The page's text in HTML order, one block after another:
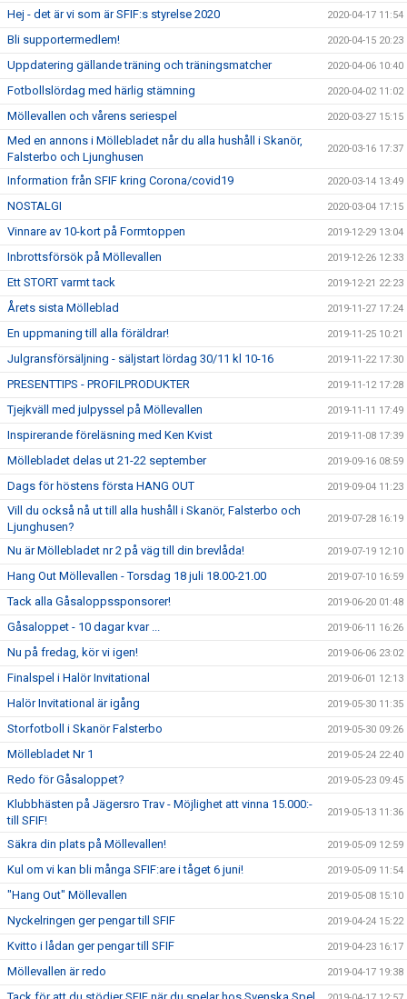
Hej - det är vi som är SFIF:s styrelse 2020 2020-04-17 11:54
Bli supportermedlem! 2020-04-15 20:23
Uppdatering gällande träning och träningsmatcher 2020-04-06 10:40
Fotbollslördag med härlig stämning 2020-04-02 11:02
Möllevallen och vårens seriespel 2020-03-27 15:15
Med en annons i Möllebladet når du alla hushåll i Skanör,
Falsterbo och Ljunghusen
2020-03-16 17:37
Information från SFIF kring Corona/covid19 2020-03-14 13:49
NOSTALGI 2020-03-04 17:15
Vinnare av 10-kort på Formtoppen 2019-12-29 13:04
Inbrottsförsök på Möllevallen 2019-12-26 12:33
Ett STORT varmt tack 2019-12-21 22:23
Årets sista Mölleblad 2019-11-27 17:24
En uppmaning till alla föräldrar! 2019-11-25 10:21
Julgransförsäljning - säljstart lördag 30/11 kl 10-16 2019-11-22 17:30
PRESENTTIPS - PROFILPRODUKTER 2019-11-12 17:28
Tjejkväll med julpyssel på Möllevallen 2019-11-11 17:49
Inspirerande föreläsning med Ken Kvist 2019-11-08 17:39
Möllebladet delas ut 21-22 september 2019-09-16 08:59
Dags för höstens första HANG OUT 2019-09-04 11:23
Vill du också nå ut till alla hushåll i Skanör, Falsterbo och
Ljunghusen?
2019-07-28 16:19
Nu är Möllebladet nr 2 på väg till din brevlåda! 2019-07-19 12:10
Hang Out Möllevallen - Torsdag 18 juli 18.00-21.00 2019-07-10 16:59
Tack alla Gåsaloppssponsorer! 2019-06-20 01:48
Gåsaloppet - 10 dagar kvar ... 2019-06-11 16:26
Nu på fredag, kör vi igen! 2019-06-06 23:02
Finalspel i Halör Invitational 2019-06-01 12:13
Halör Invitational är igång 2019-05-30 11:35
Storfotboll i Skanör Falsterbo 2019-05-30 09:26
Möllebladet Nr 1 2019-05-24 22:40
Redo för Gåsaloppet? 2019-05-23 09:45
Klubbhästen på Jägersro Trav - Möjlighet att vinna 15.000:-
till SFIF!
2019-05-13 11:36
Säkra din plats på Möllevallen! 2019-05-09 12:59
Kul om vi kan bli många SFIF:are i tåget 6 juni! 2019-05-09 11:54
"Hang Out" Möllevallen 2019-05-08 15:10
Nyckelringen ger pengar till SFIF 2019-04-24 15:22
Kvitto i lådan ger pengar till SFIF 2019-04-23 16:17
Möllevallen är redo 2019-04-17 19:38